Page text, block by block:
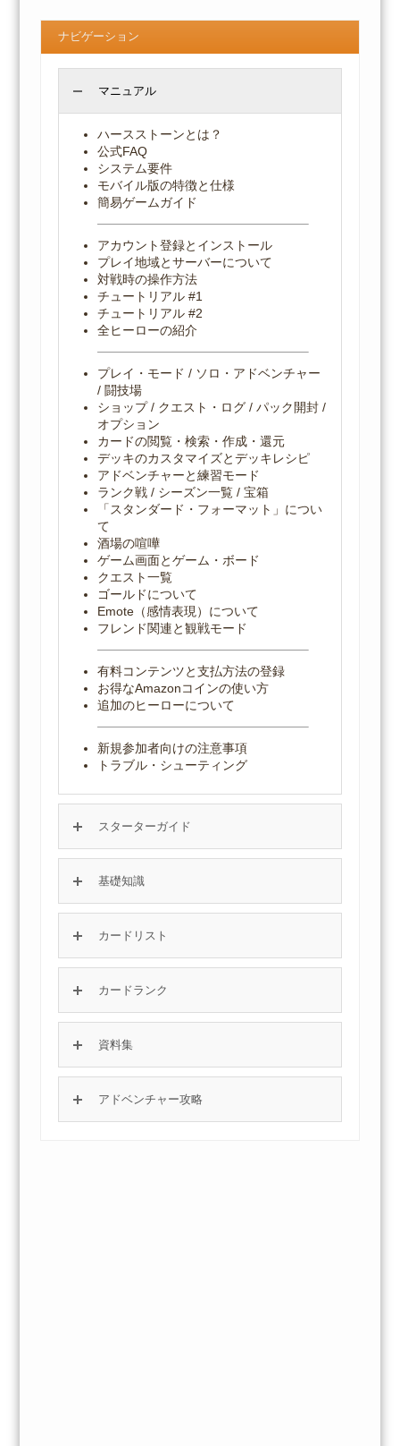
ナビゲーション
マニュアル
ハースストーンとは？
公式FAQ
システム要件
モバイル版の特徴と仕様
簡易ゲームガイド
アカウント登録とインストール
プレイ地域とサーバーについて
対戦時の操作方法
チュートリアル #1
チュートリアル #2
全ヒーローの紹介
プレイ・モード / ソロ・アドベンチャー
/ 闘技場
ショップ / クエスト・ログ / パック開封 /
オプション
カードの閲覧・検索・作成・還元
デッキのカスタマイズとデッキレシピ
アドベンチャーと練習モード
ランク戦 / シーズン一覧 / 宝箱
「スタンダード・フォーマット」につい
て
酒場の喧嘩
ゲーム画面とゲーム・ボード
クエスト一覧
ゴールドについて
Emote（感情表現）について
フレンド関連と観戦モード
有料コンテンツと支払方法の登録
お得なAmazonコインの使い方
追加のヒーローについて
新規参加者向けの注意事項
トラブル・シューティング
スターターガイド
基礎知識
カードリスト
カードランク
資料集
アドベンチャー攻略